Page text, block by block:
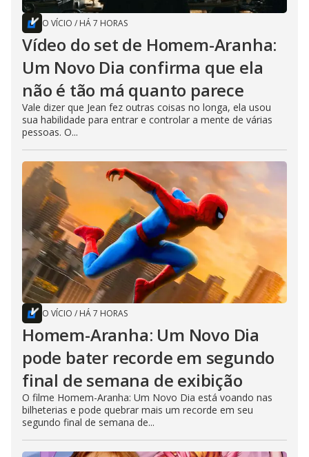
O VÍCIO / HÁ 7 HORAS
Vídeo do set de Homem-Aranha:
Um Novo Dia confirma que ela
não é tão má quanto parece
Vale dizer que Jean fez outras coisas no longa, ela usou
sua habilidade para entrar e controlar a mente de várias
pessoas. O...
O VÍCIO / HÁ 7 HORAS
Homem-Aranha: Um Novo Dia
pode bater recorde em segundo
final de semana de exibição
O filme Homem-Aranha: Um Novo Dia está voando nas
bilheterias e pode quebrar mais um recorde em seu
segundo final de semana de...